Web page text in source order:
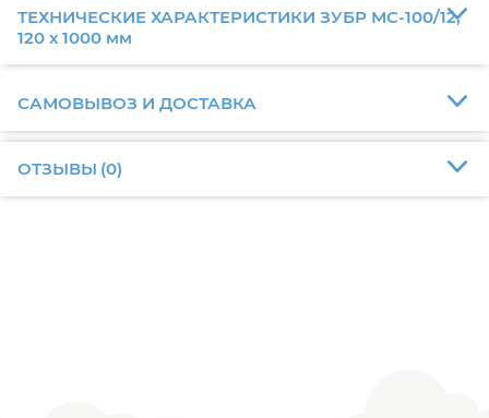
ТЕХНИЧЕСКИЕ ХАРАКТЕРИСТИКИ ЗУБР МС-100/12,
120 х 1000 мм
САМОВЫВОЗ И ДОСТАВКА
ОТЗЫВЫ (0)